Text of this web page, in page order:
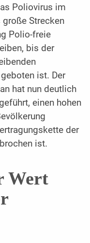
Poliovirus im
Strecken
Polio-freie
bis der
ist. Der
hat nun deutlich
einen hohen
der
ist.
Wert